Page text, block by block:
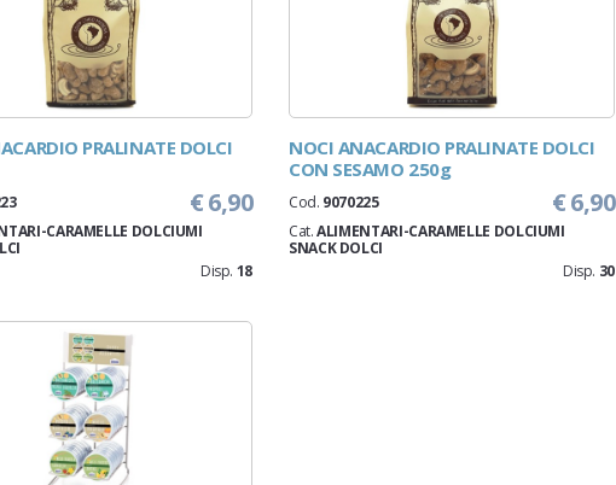
PRALINATE DOLCI
€ 6,90
CARAMELLE DOLCIUMI
Disp. 18
NOCI ANACARDIO PRALINATE DOLCI
CON SESAMO 250g
€ 6,90
Cod. 9070225
Cat.ALIMENTARI-CARAMELLE DOLCIUMI
SNACK DOLCI
Disp. 30